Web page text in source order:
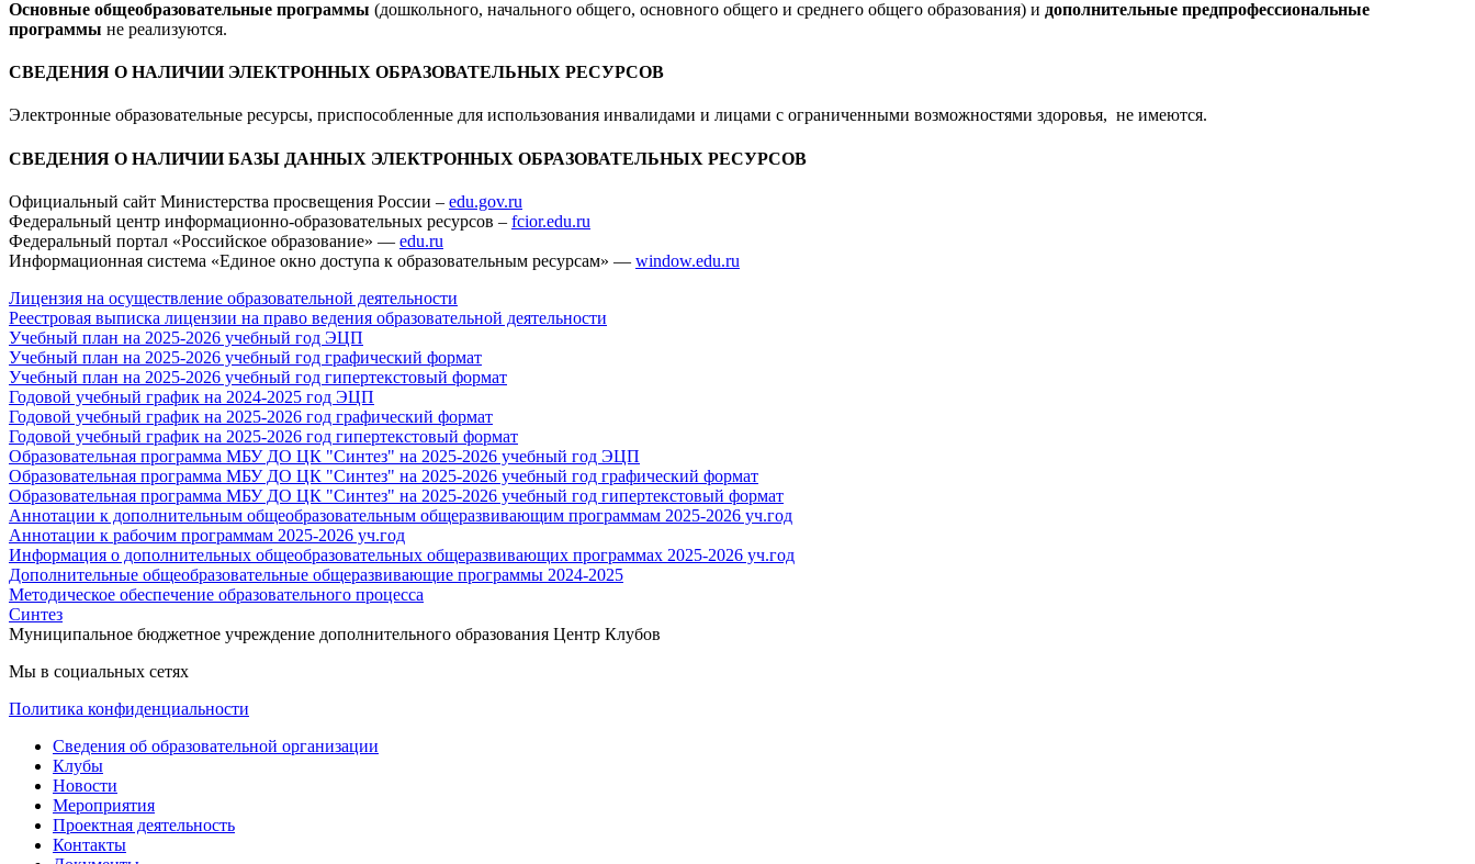
Основные общеобразовательные программы (дошкольного, начального общего, основного общего и среднего общего образования) и дополнительные предпрофессиональные
программы не реализуются.
СВЕДЕНИЯ О НАЛИЧИИ ЭЛЕКТРОННЫХ ОБРАЗОВАТЕЛЬНЫХ РЕСУРСОВ
Электронные образовательные ресурсы, приспособленные для использования инвалидами и лицами с ограниченными возможностями здоровья, не имеются.
СВЕДЕНИЯ О НАЛИЧИИ БАЗЫ ДАННЫХ ЭЛЕКТРОННЫХ ОБРАЗОВАТЕЛЬНЫХ РЕСУРСОВ
Официальный сайт Министерства просвещения России – edu.gov.ru
Федеральный центр информационно-образовательных ресурсов – fcior.edu.ru
Федеральный портал «Российское образование» — edu.ru
Информационная система «Единое окно доступа к образовательным ресурсам» — window.edu.ru
Лицензия на осуществление образовательной деятельности
Реестровая выписка лицензии на право ведения образовательной деятельности
Учебный план на 2025-2026 учебный год ЭЦП
Учебный план на 2025-2026 учебный год графический формат
Учебный план на 2025-2026 учебный год гипертекстовый формат
Годовой учебный график на 2024-2025 год ЭЦП
Годовой учебный график на 2025-2026 год графический формат
Годовой учебный график на 2025-2026 год гипертекстовый формат
Образовательная программа МБУ ДО ЦК "Синтез" на 2025-2026 учебный год ЭЦП
Образовательная программа МБУ ДО ЦК "Синтез" на 2025-2026 учебный год графический формат
Образовательная программа МБУ ДО ЦК "Синтез" на 2025-2026 учебный год гипертекстовый формат
Аннотации к дополнительным общеобразовательным общеразвивающим программам 2025-2026 уч.год
Аннотации к рабочим программам 2025-2026 уч.год
Информация о дополнительных общеобразовательных общеразвивающих программах 2025-2026 уч.год
Дополнительные общеобразовательные общеразвивающие программы 2024-2025
Методическое обеспечение образовательного процесса
Синтез
Муниципальное бюджетное учреждение дополнительного образования Центр Клубов
Мы в социальных сетях
Политика конфиденциальности
Сведения об образовательной организации
Клубы
Новости
Мероприятия
Проектная деятельность
Контакты